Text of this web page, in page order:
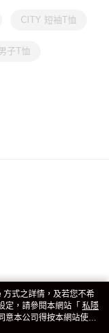
CITY 短袖T恤
子T恤
式之詳情，及若您不希
定，請參閱本網站「 私隱
意本公司得按本網站使用